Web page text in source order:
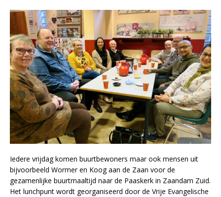
Iedere vrijdag komen buurtbewoners maar ook mensen uit
bijvoorbeeld Wormer en Koog aan de Zaan voor de
gezamenlijke buurtmaaltijd naar de Paaskerk in Zaandam Zuid.
Het lunchpunt wordt georganiseerd door de Vrije Evangelische